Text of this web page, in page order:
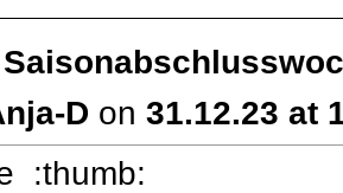
D on 31.12.23 at
:thumb: